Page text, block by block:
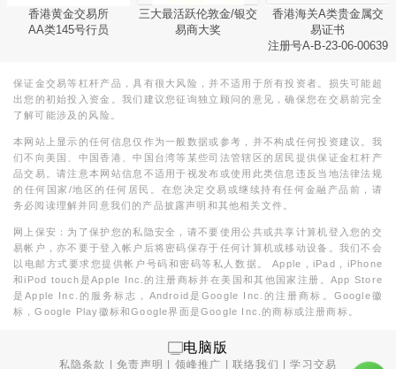
香港黄金交易所
AA类145号行员
三大最活跃伦敦金/银交
易商大奖
香港海关A类贵金属交
易证书
注册号A-B-23-06-00639
保证金交易等杠杆产品，具有很大风险，并不适用于所有投资者。损失可能超
出您的初始投入资金。我们建议您征询独立顾问的意见，确保您在交易前完全
了解可能涉及的风险。
本网站上显示的任何信息仅作为一般数据或参考，并不构成任何投资建议。我
们不向美国、中国香港、中国台湾等某些司法管辖区的居民提供保证金杠杆产
品交易。请注意本网站信息不适用于视发布或使用此类信息违反当地法律法规
的任何国家/地区的任何居民。在您决定交易或继续持有任何金融产品前，请
务必阅读理解并同意我们的产品披露声明和其他相关文件。
网上保安：为了保护您的私隐安全，请不要使用公共或共享计算机登入您的交
易帐户，亦不要于登入帐户后将密码保存于任何计算机或移动设备。我们不会
以电邮方式要求您提供帐户号码和密码等私人数据。 Apple，iPad，iPhone
和iPod touch是Apple Inc.的注册商标并在美国和其他国家注册。App Store
是Apple Inc.的服务标志，Android是Google Inc.的注册商标。Google徽
标，Google Play徽标和Google界面是Google Inc.的商标或注册商标。
电脑版
私隐条款 |免责声明 领峰推广 |联络我们 |学习交易